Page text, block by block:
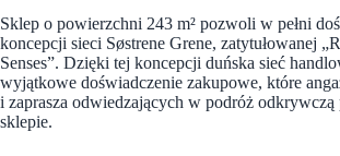
Sklep o powierzchni 243 m² pozwoli w pełni
koncepcji sieci Søstrene Grene, zatytułowanej
Senses”. Dzięki tej koncepcji duńska sieć
wyjątkowe doświadczenie zakupowe, które
i zaprasza odwiedzających w podróż odkrywczą
sklepie.